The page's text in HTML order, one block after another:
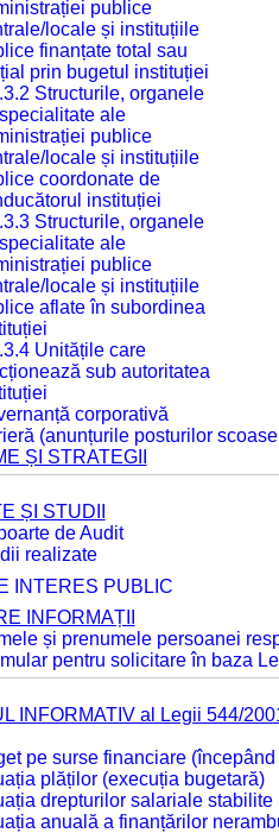
publice
locale și instituțiile
finanțate total sau
prin bugetul instituției
Structurile, organele
ale
publice
locale și instituțiile
coordonate de
instituției
Structurile, organele
ale
publice
locale și instituțiile
aflate în subordinea
Unitățile care
sub autoritatea
corporativă
(anunțurile posturilor
ȘI STRATEGII
ȘI STUDII
de Audit
realizate
INTERES PUBLIC
INFORMAȚII
și prenumele persoanei
pentru solicitare în baza
INFORMATIV al Legii 544/
pe surse financiare
plăților (execuția bugetară)
drepturilor salariale
anuală a finanțărilor